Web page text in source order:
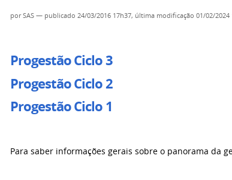
porSAS — publicado 24/03/2016 17h37, última modificação 01/02/2024
Progestão Ciclo 3
Progestão Ciclo 2
Progestão Ciclo 1
Para saber informações gerais sobre o panorama da